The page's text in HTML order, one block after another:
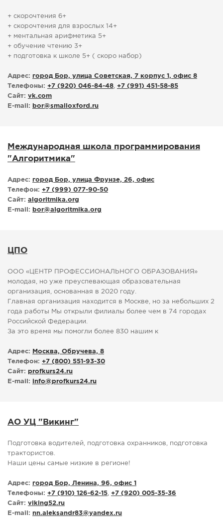
+ скорочтения 6+
+ скорочтения для взрослых 14+
+ ментальная арифметика 5+
+ обучение чтению 3+
+ подготовка к школе 5+ ( скоро набор)
Адрес: город Бор, улица Советская, 7 корпус 1, офис 8
Телефоны: +7 (920) 046-84-48
+7 (991) 451-58-85
Сайт: vk.com
E-mail:
bor@smalloxford.ru
Международная школа программирования
"Алгоритмика"
Адрес: город Бор, улица Фрунзе, 26, офис
Телефон: +7 (999) 077-90-50
Сайт: algoritmika.org
E-mail:
bor@algoritmika.org
ЦПО
ООО «ЦЕНТР ПРОФЕССИОНАЛЬНОГО ОБРАЗОВАНИЯ»
молодая, но уже преуспевающая образовательная
организация, основанная в 2020 году.
Главная организация находится в Москве, но за небольших 2
года работы Мы открыли филиалы более чем в 74 городах
Российской Федерации.
За это время мы помогли более 830 нашим к
Адрес:
Москва, Обручева, 8
Телефон: +7 (800) 551-93-30
Сайт: profkurs24.ru
E-mail: info@profkurs24.ru
АО УЦ "Викинг"
Подготовка водителей, подготовка охранников, подготовка
трактористов.
Наши цены самые низкие в регионе!
Адрес: город Бор, Ленина, 96, офис 1
Телефоны: +7 (910) 126-62-15
+7 (920) 005-35-36
Сайт: viking52.ru
E-mail: nn.aleksandr83@yandex.ru